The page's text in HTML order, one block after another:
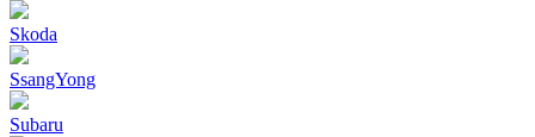
Skoda
SsangYong
Subaru